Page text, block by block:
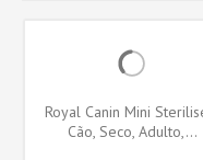
Royal Canin Mini
Cão, Seco, Adulto,...